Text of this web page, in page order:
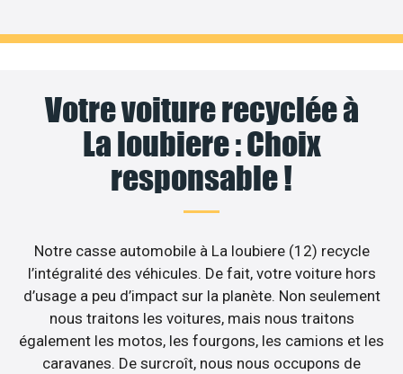
Votre voiture recyclée à
La loubiere : Choix
responsable !
Notre casse automobile à La loubiere (12) recycle
l’intégralité des véhicules. De fait, votre voiture hors
d’usage a peu d’impact sur la planète. Non seulement
nous traitons les voitures, mais nous traitons
également les motos, les fourgons, les camions et les
caravanes. De surcroît, nous nous occupons de